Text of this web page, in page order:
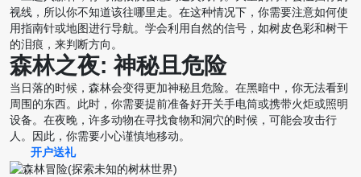
视线，所以你不知道该往哪里走。在这种情况下，你需要注意如何使
用指南针或地图进行导航。学会利用自然的信号，如树皮色彩和树干
的泪痕，来判断方向。
森林之夜: 神秘且危险
当日落的时候，森林会变得更加神秘且危险。在黑暗中，你无法看到
周围的东西。此时，你需要提前准备好开关手电筒或携带火炬或照明
设备。在夜晚，许多动物在寻找食物和洞穴的时候，可能会攻击行
人。因此，你需要小心谨慎地移动。
开户送礼